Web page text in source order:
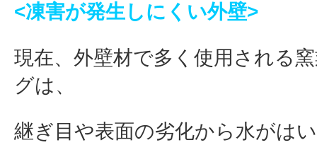
<凍害が発生しにくい外壁>
現在、外壁材で多く使用される
グは、
継ぎ目や表面の劣化から水がは